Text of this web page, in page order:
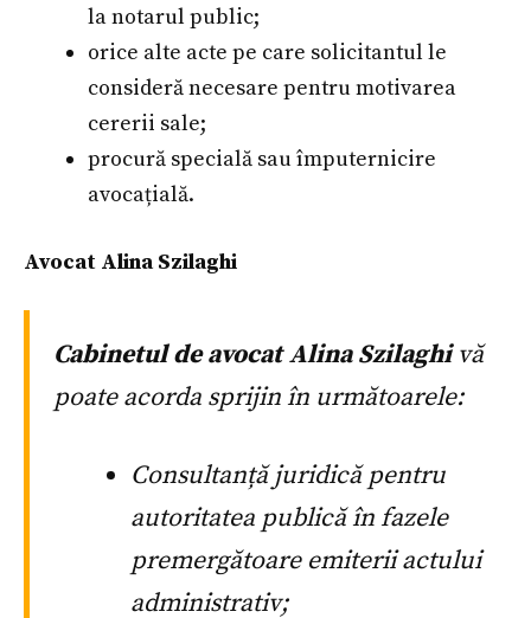
la notarul public;
orice alte acte pe care solicitantul le
consideră necesare pentru motivarea
cererii sale;
procură specială sau împuternicire
avocațială.
Avocat Alina Szilaghi
Cabinetul de avocat Alina Szilaghivă
poate acorda sprijin în următoarele:
Consultanță juridică pentru
autoritatea publică în fazele
premergătoare emiterii actului
administrativ;